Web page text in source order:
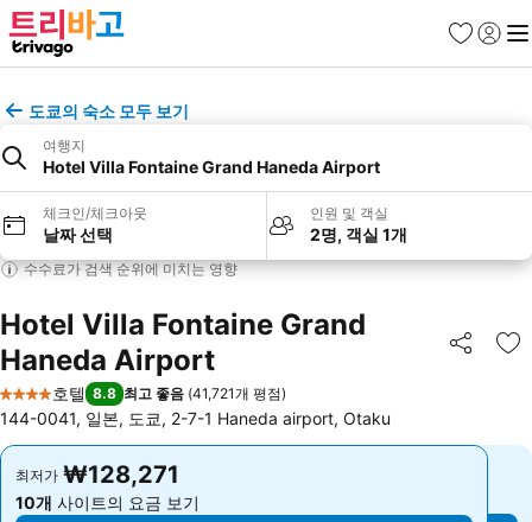
즐겨찾기
로그인
메
도쿄의 숙소 모두 보기
여행지
Hotel Villa Fontaine Grand Haneda Airport
체크인/체크아웃
날짜 선택
인원 및 객실
2명, 객실 1개
수수료가 검색 순위에 미치는 영향
Hotel Villa Fontaine Grand
Haneda Airport
공유 즐
4 성급
호텔 8.8 최고 좋음 (41,721개 평점)
144-0041, 일본, 도쿄, 2-7-1 Haneda airport, Otaku
최저가 ₩128,271
10개 사이트의 요금 보기
최저가 ₩128,271
10개 사이트의 요금 보기